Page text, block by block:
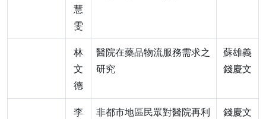
慧
雯
林
文
德
醫院在藥品物流服務需求之
研究
蘇雄義
錢慶文
李
非都市地區民眾對醫院再利
錢慶文